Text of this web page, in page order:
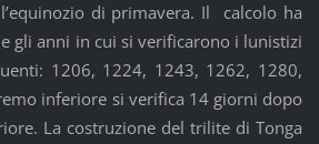
di primavera. Il calcolo ha
gli anni in cui si verificarono i lunistizi
1206, 1224, 1243, 1262, 1280,
inferiore si verifica 14 giorni dopo
La costruzione del trilite di Tonga